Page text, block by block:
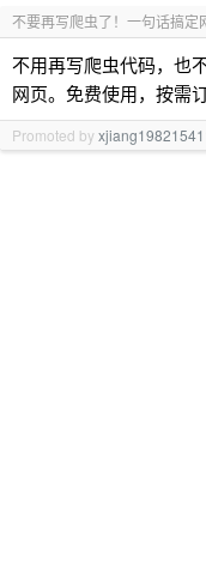
不要再写爬虫了！一句话搞定
不用再写爬虫代码，也
网页。免费使用，按需
Promoted by